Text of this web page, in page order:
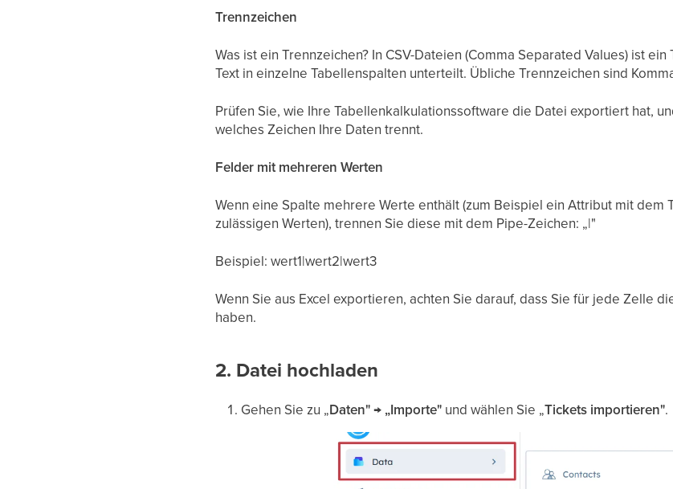
Trennzeichen
Was ist ein Trennzeichen? In CSV-Dateien (Comma Separated Values) ist
Text in einzelne Tabellenspalten unterteilt. Übliche Trennzeichen sind
Prüfen Sie, wie Ihre Tabellenkalkulationssoftware die Datei exportiert hat,
welches Zeichen Ihre Daten trennt.
Felder mit mehreren Werten
Wenn eine Spalte mehrere Werte enthält (zum Beispiel ein Attribut mit dem
zulässigen Werten), trennen Sie diese mit dem Pipe-Zeichen: „|"
Beispiel: wert1|wert2|wert3
Wenn Sie aus Excel exportieren, achten Sie darauf, dass Sie für jede Zelle
haben.
2. Datei hochladen
Gehen Sie zu „Daten" → „Importe" und wählen Sie „Tickets importieren".